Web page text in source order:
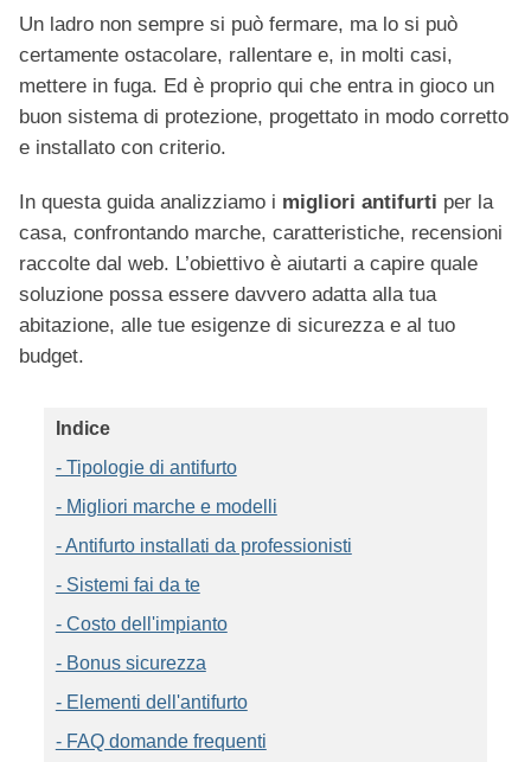
Un ladro non sempre si può fermare, ma lo si può
certamente ostacolare, rallentare e, in molti casi,
mettere in fuga. Ed è proprio qui che entra in gioco un
buon sistema di protezione, progettato in modo corretto
e installato con criterio.
In questa guida analizziamo i migliori antifurti per la
casa, confrontando marche, caratteristiche, recensioni
raccolte dal web. L’obiettivo è aiutarti a capire quale
soluzione possa essere davvero adatta alla tua
abitazione, alle tue esigenze di sicurezza e al tuo
budget.
Indice
- Tipologie di antifurto
- Migliori marche e modelli
- Antifurto installati da professionisti
- Sistemi fai da te
- Costo dell'impianto
- Bonus sicurezza
- Elementi dell'antifurto
- FAQ domande frequenti